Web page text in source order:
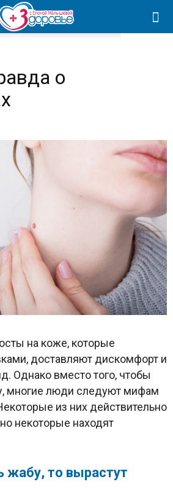
о
на коже, которые
доставляют дискомфорт и
Однако вместо того, чтобы
многие люди следуют мифам
из них действительно
некоторые находят
жабу, то вырастут